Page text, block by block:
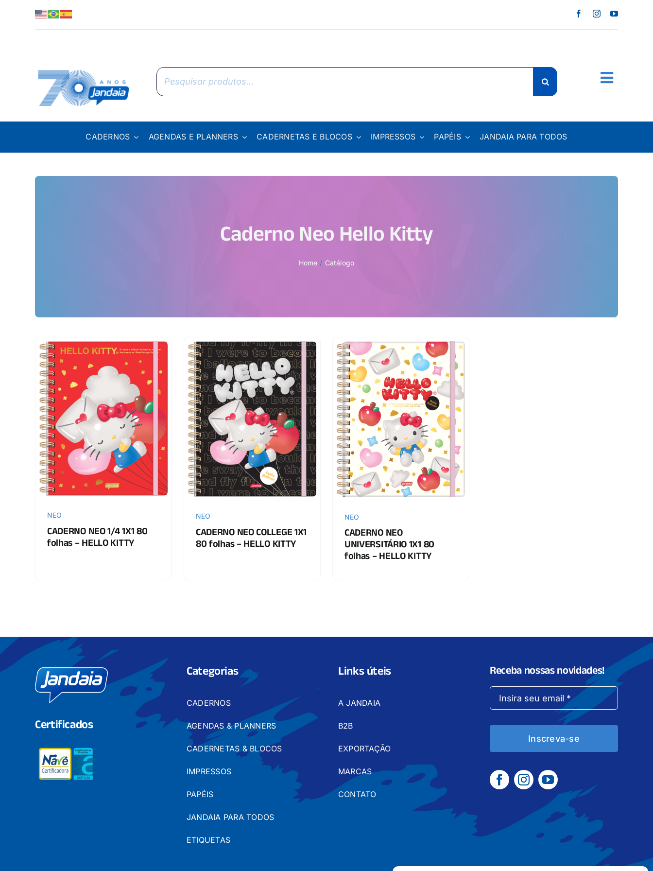
Pesquisar
produtos
CADERNOS AGENDAS E PLANNERS CADERNETAS E BLOCOS IMPRESSOS PAPÉIS JANDAIA PARA TODOS
Caderno Neo Hello Kitty
Home Catálogo
NEO
CADERNO NEO 1/4 1X1 80
folhas – HELLO KITTY
NEO
CADERNO NEO COLLEGE 1X1
80 folhas – HELLO KITTY
NEO
CADERNO NEO
UNIVERSITÁRIO 1X1 80
folhas – HELLO KITTY
Certificados
Categorias
CADERNOS
AGENDAS & PLANNERS
CADERNETAS & BLOCOS
IMPRESSOS
PAPÉIS
JANDAIA PARA TODOS
ETIQUETAS
Links úteis
A JANDAIA
B2B
EXPORTAÇÃO
MARCAS
CONTATO
Receba nossas novidades!
Inscreva-se